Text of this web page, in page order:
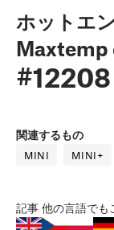
ホットエ
Maxtemp
関連するもの
MINI MINI+
記事 他の言語でも